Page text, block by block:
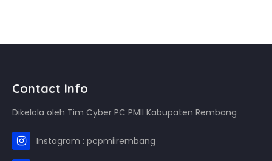
Contact Info
Dikelola oleh Tim Cyber PC PMII Kabupaten Rembang
Instagram : pcpmiirembang